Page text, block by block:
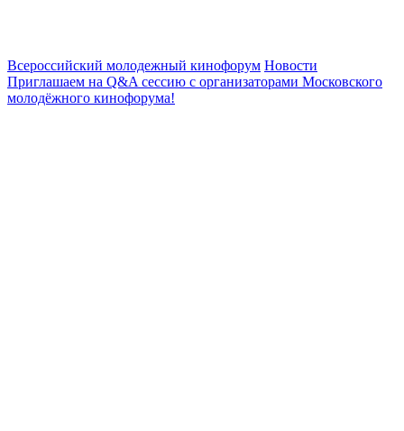
Всероссийский молодежный кинофорум Новости
Приглашаем на Q&A сессию с организаторами Московского
молодёжного кинофорума!